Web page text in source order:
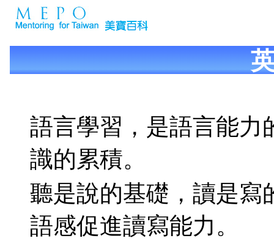
語言學習，是語言能力
識的累積。
聽是說的基礎，讀是寫
語感促進讀寫能力。